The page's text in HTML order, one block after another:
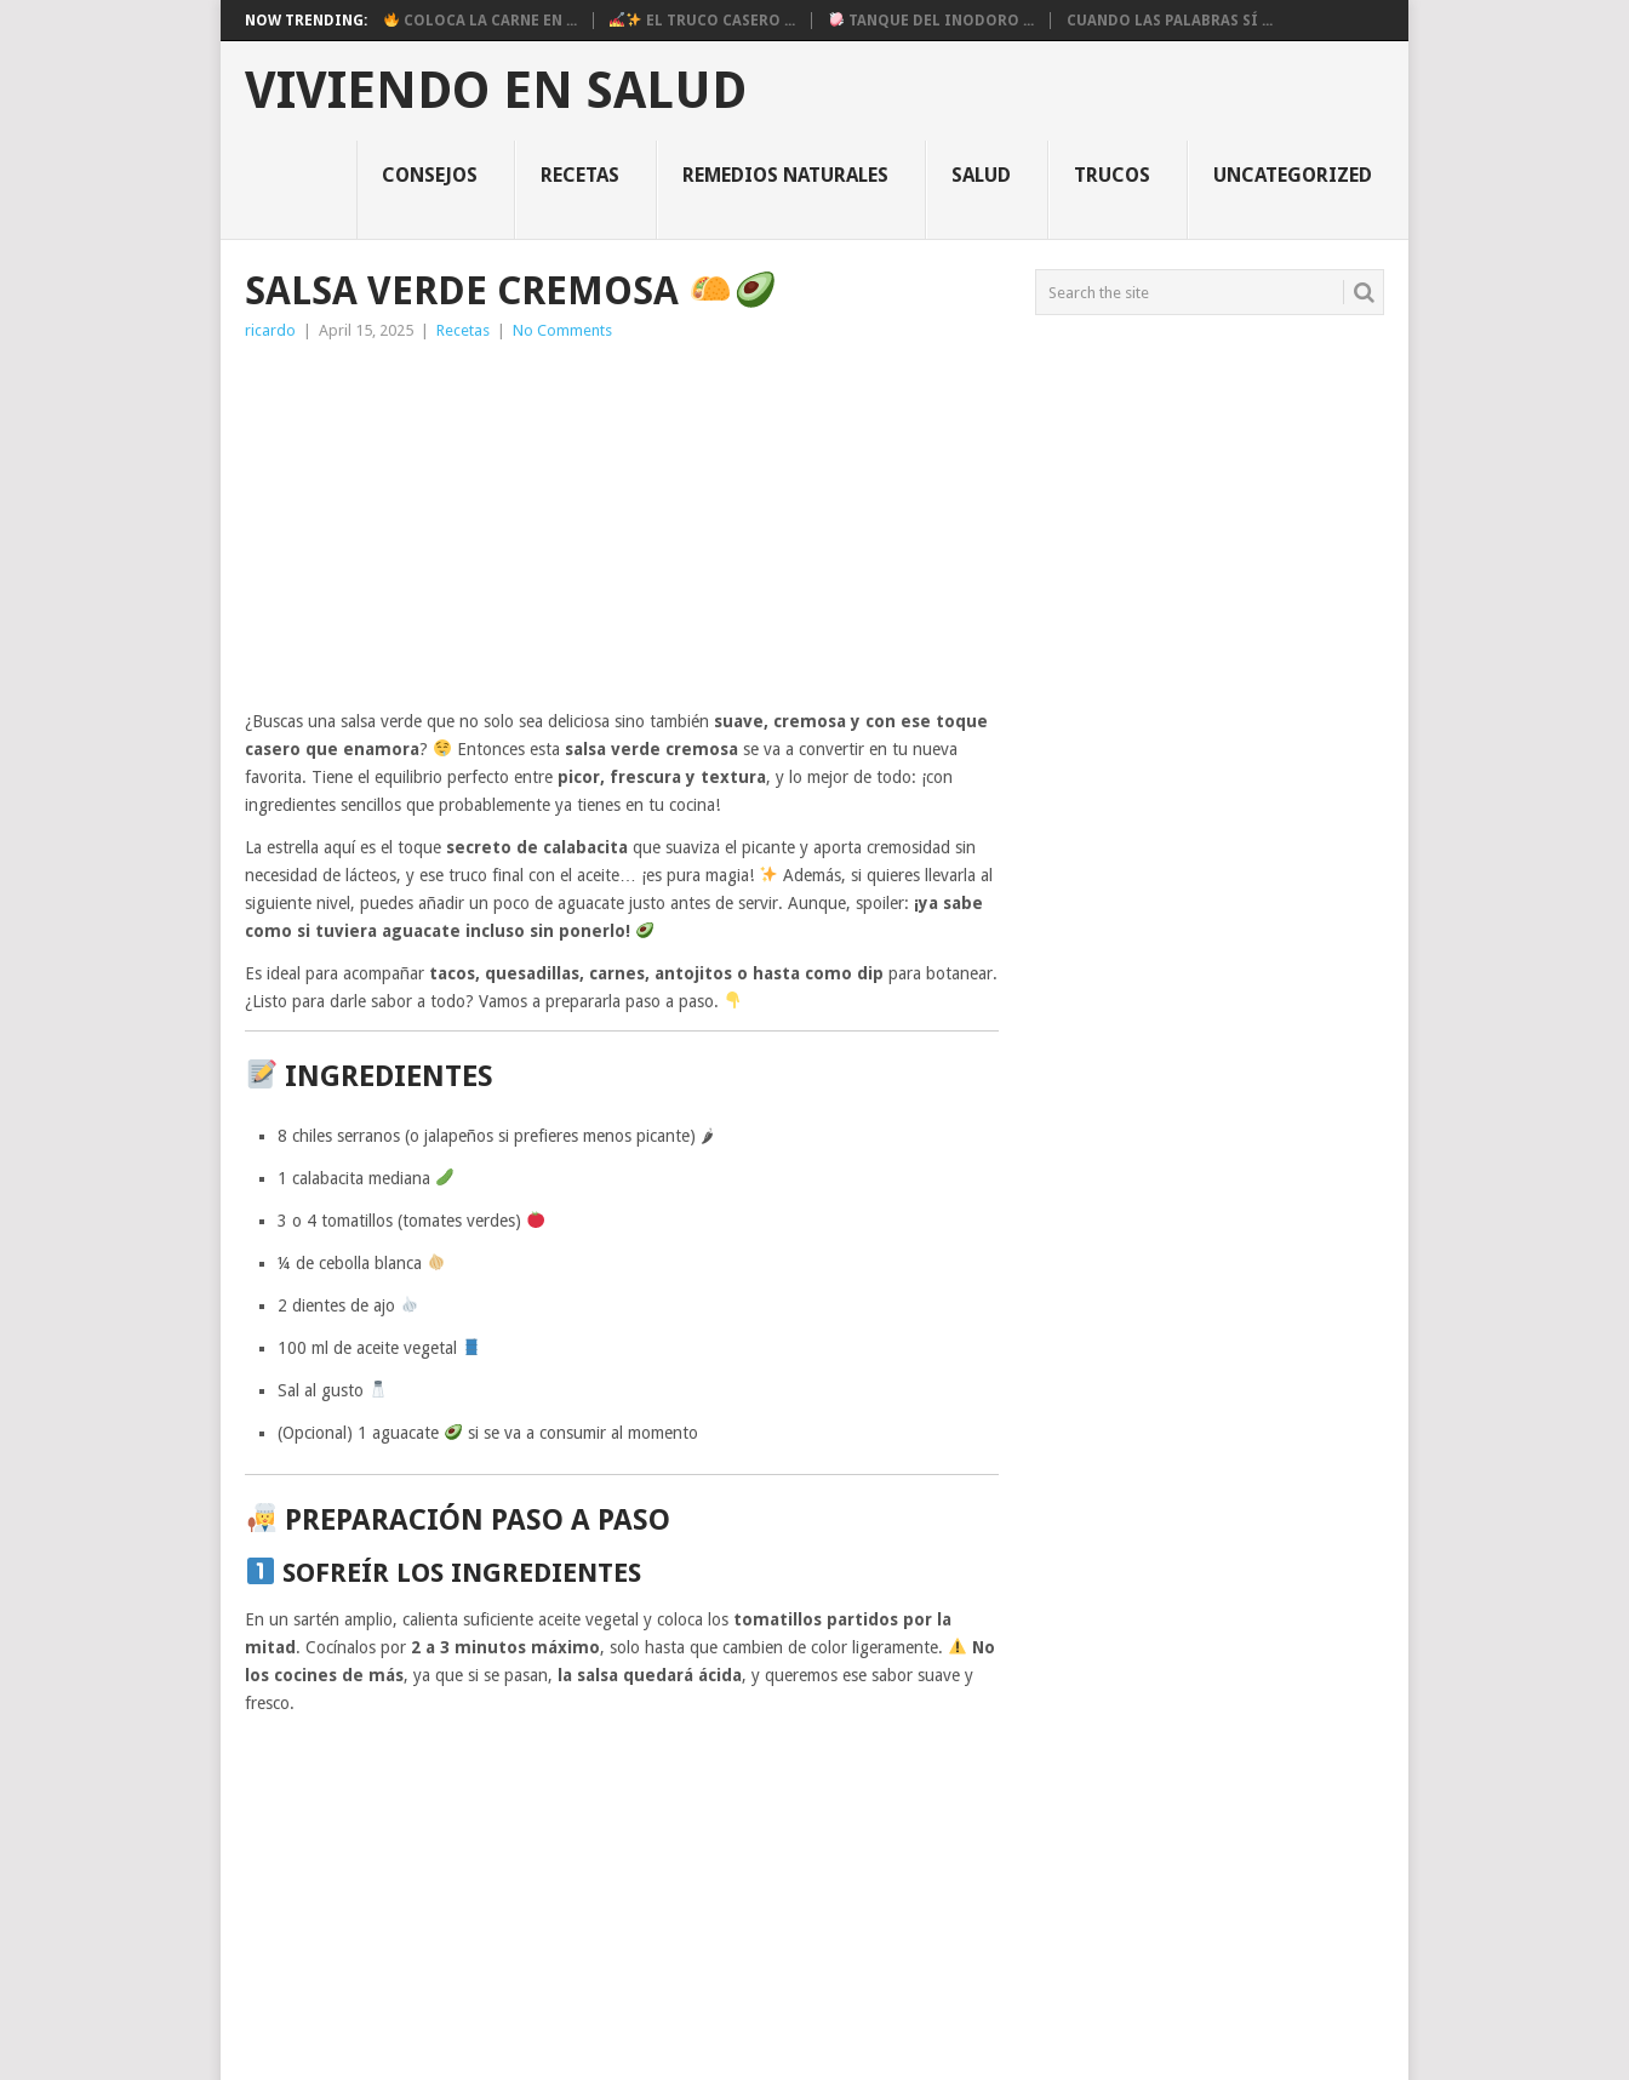
NOW TRENDING: COLOCA LA CARNE EN ... EL TRUCO CASERO ... TANQUE DEL INODORO ... CUANDO LAS PALABRAS SÍ ...
VIVIENDO EN SALUD
CONSEJOS RECETAS REMEDIOS NATURALES SALUD TRUCOS UNCATEGORIZED
SALSA VERDE CREMOSA
ricardo April 15, 2025 Recetas No Comments
¿Buscas una salsa verde que no solo sea deliciosa sino también suave, cremosa y con ese toque
casero que enamora? Entonces esta salsa verde cremosa se va a convertir en tu nueva
favorita. Tiene el equilibrio perfecto entre picor, frescura y textura, y lo mejor de todo: ¡con
ingredientes sencillos que probablemente ya tienes en tu cocina!
La estrella aquí es el toque secreto de calabacita que suaviza el picante y aporta cremosidad sin
necesidad de lácteos, y ese truco final con el aceite… ¡es pura magia!
Además, si quieres llevarla al
siguiente nivel, puedes añadir un poco de aguacate justo antes de servir. Aunque, spoiler: ¡ya sabe
como si tuviera aguacate incluso sin ponerlo!
Es ideal para acompañar tacos, quesadillas, carnes, antojitos o hasta como dip para botanear.
¿Listo para darle sabor a todo? Vamos a prepararla paso a paso.
INGREDIENTES
8 chiles serranos (o jalapeños si prefieres menos picante) 🌶
1 calabacita mediana
3 o 4 tomatillos (tomates verdes)
¼ de cebolla blanca
2 dientes de ajo
100 ml de aceite vegetal
Sal al gusto
(Opcional) 1 aguacate si se va a consumir al momento
PREPARACIÓN PASO A PASO
SOFREÍR LOS INGREDIENTES
En un sartén amplio, calienta suficiente aceite vegetal y coloca los tomatillos partidos por la
mitad . Cocínalos por 2 a 3 minutos máximo, solo hasta que cambien de color ligeramente.
No
los cocines de más, ya que si se pasan, la salsa quedará ácida, y queremos ese sabor suave y
fresco.